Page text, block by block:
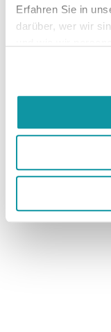
Erfahren Sie in
darüber, wer wir